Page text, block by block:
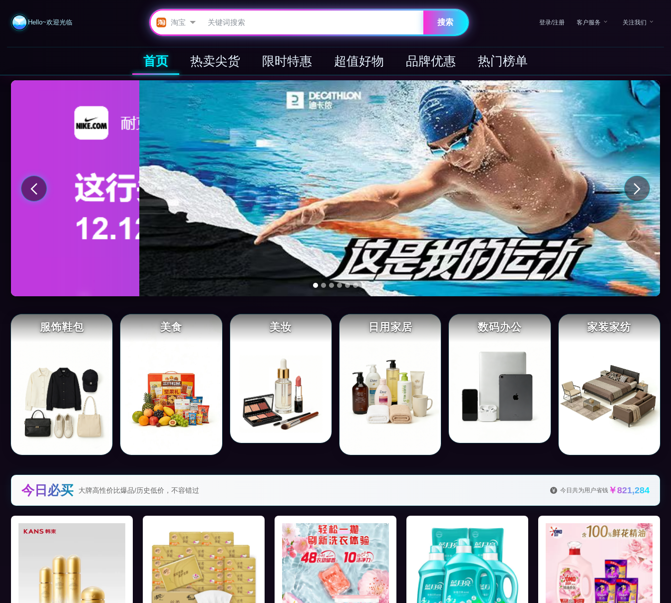
Hello~欢迎光临 搜索 登录/注册 客户服务 关注我们
首页 热卖尖货 限时特惠 超值好物 品牌优惠 热门榜单
 
服饰鞋包 美食 美妆 日用家居 数码办公 家装家纺
今日共为用户省钱 ￥821,284
今日必买 大牌高性价比爆品/历史低价，不容错过